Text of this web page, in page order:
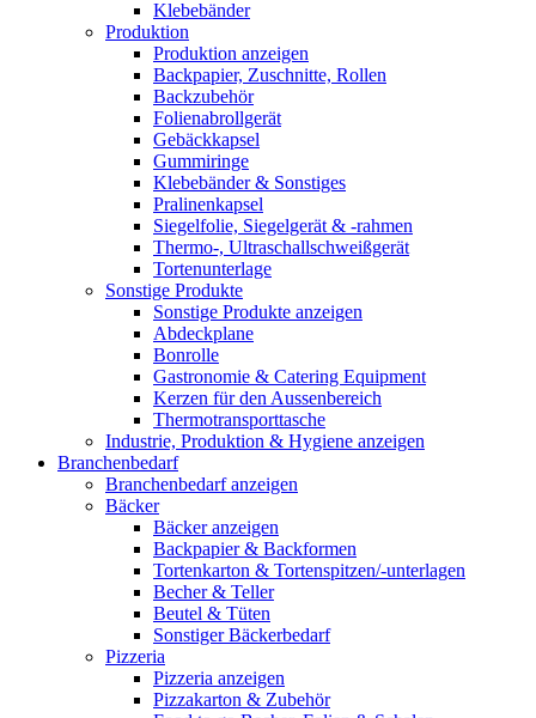
Klebebänder
Produktion
Produktion anzeigen
Backpapier, Zuschnitte, Rollen
Backzubehör
Folienabrollgerät
Gebäckkapsel
Gummiringe
Klebebänder & Sonstiges
Pralinenkapsel
Siegelfolie, Siegelgerät & -rahmen
Thermo-, Ultraschallschweißgerät
Tortenunterlage
Sonstige Produkte
Sonstige Produkte anzeigen
Abdeckplane
Bonrolle
Gastronomie & Catering Equipment
Kerzen für den Aussenbereich
Thermotransporttasche
Industrie, Produktion & Hygiene anzeigen
Branchenbedarf
Branchenbedarf anzeigen
Bäcker
Bäcker anzeigen
Backpapier & Backformen
Tortenkarton & Tortenspitzen/-unterlagen
Becher & Teller
Beutel & Tüten
Sonstiger Bäckerbedarf
Pizzeria
Pizzeria anzeigen
Pizzakarton & Zubehör